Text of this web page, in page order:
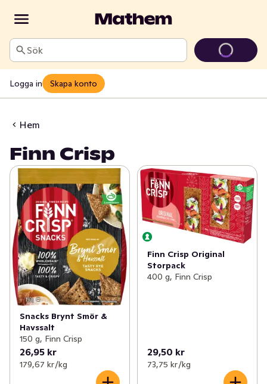
Sök
Logga in Skapa konto
Hem
Finn Crisp
Snacks Brynt Smör &
Havssalt
150 g, Finn Crisp
26,95 kr
179,67 kr /kg
Finn Crisp Original
Storpack
400 g, Finn Crisp
29,50 kr
73,75 kr /kg